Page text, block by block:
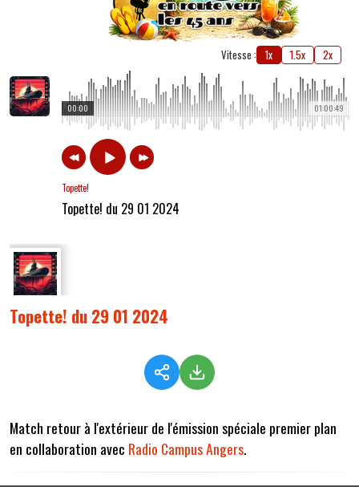
Vitesse : 1x 1.5x 2x
01:00:49
00:00
Topette!
Topette! du 29 01 2024
Topette! du 29 01 2024
Match retour à l'extérieur de l'émission spéciale premier plan
en collaboration avec Radio Campus Angers.